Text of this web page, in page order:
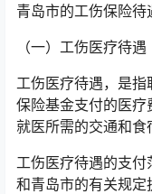
青岛市的工伤保险待
（一）工伤医疗待遇
工伤医疗待遇，是
保险基金支付的医
就医所需的交通和食
工伤医疗待遇的支付
和青岛市的有关规